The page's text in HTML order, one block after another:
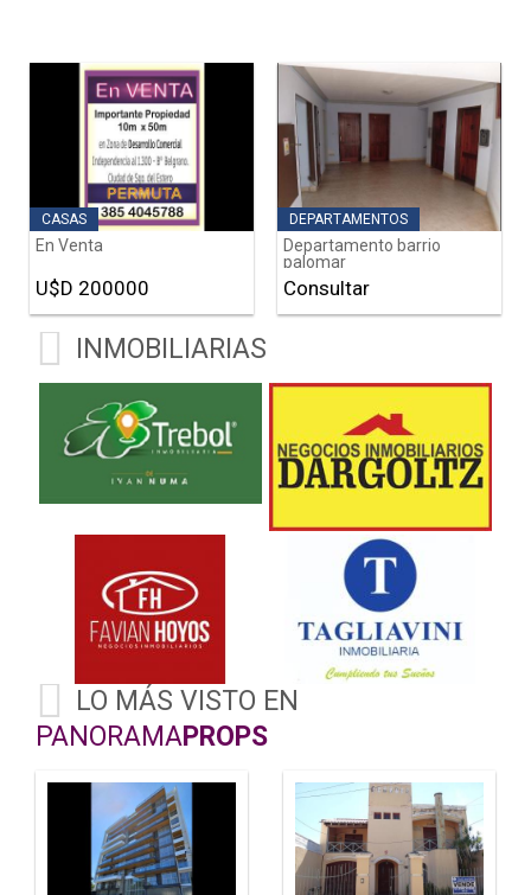
CASAS
En Venta
U$D 200000
DEPARTAMENTOS
Departamento barrio
palomar
Consultar
INMOBILIARIAS
LO MÁS VISTO EN
PANORAMAPROPS